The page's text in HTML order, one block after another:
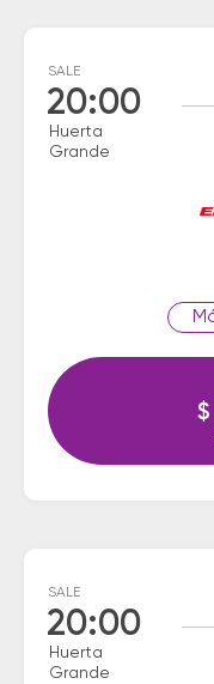
SALE
20:00
Huerta
Grande
$
SALE
20:00
Huerta
Grande